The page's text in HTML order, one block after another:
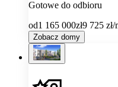
Gotowe do odbioru
od1 165 000zł9 725 zł/
Zobacz domy